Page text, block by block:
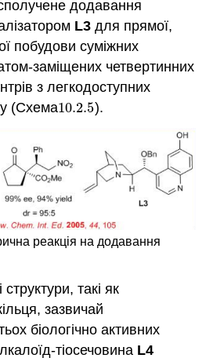
додавання
L3 для прямої,
побудови суміжних
заміщених четвертинних
з легкодоступних
(Схема10.2.5
10.2.5).
реакція на додавання
структури, такі як
зазвичай
біологічно активних
тіосечовина L4